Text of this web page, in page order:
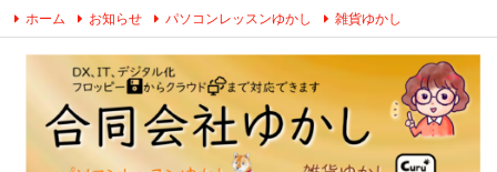
ホーム お知らせ パソコンレッスンゆかし 雑貨ゆかし
お問い合わせ プライバシーポリシー ・ 特定商取引法に関する表示
Facebook YouTube LINE